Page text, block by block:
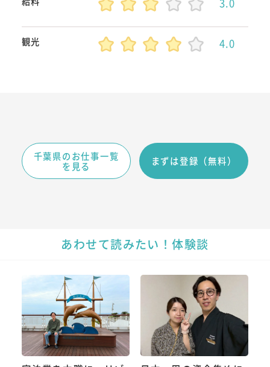
3.0
観光 4.0
千葉県のお仕事一覧
を見る
まずは登録（無料）
あわせて読みたい！体験談